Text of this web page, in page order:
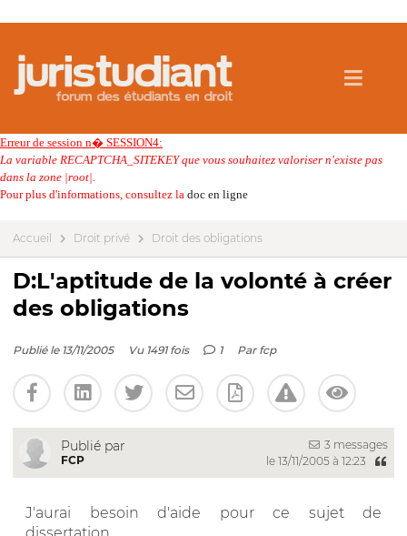
Erreur de session n� SESSION4:
La variable RECAPTCHA_SITEKEY que vous souhaitez valoriser n'existe pas
dans la zone |root|.
Pour plus d'informations, consultez la doc en ligne
Accueil Droit privé Droit des obligations
D:L'aptitude de la volonté à créer
des obligations
Publié le 13/11/2005 Vu 1491 fois 1 Par fcp
Publié par
FCP
3 messages
le 13/11/2005 à 12:23
J'aurai besoin d'aide pour ce sujet de
dissertation.